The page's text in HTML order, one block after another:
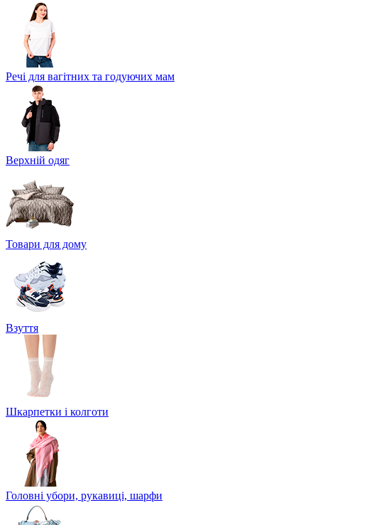
Речі для вагітних та годуючих мам
Верхній одяг
Товари для дому
Взуття
Шкарпетки і колготи
Головні убори, рукавиці, шарфи